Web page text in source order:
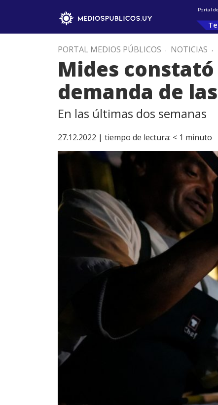
Portal
PORTAL MEDIOS PÚBLICOS . NOTICIAS .
Mides
demanda de
En las últimas dos semanas
27.12.2022 | tiempo de lectura: < 1 minuto